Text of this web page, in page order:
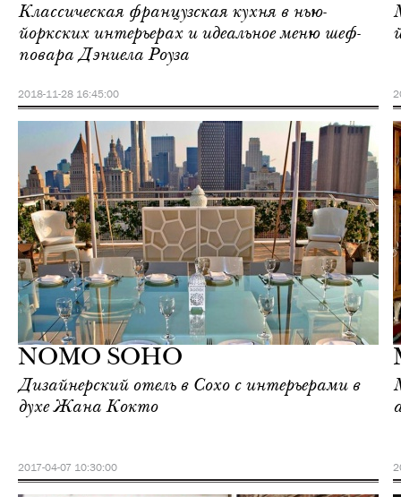
Классическая французская кухня в нью-
йоркских интерьерах и идеальное меню шеф-
повара Дэниела Роуза
2018-11-28 16:45:00
NOMO SOHO
Дизайнерский отель в Сохо с интерьерами в
духе Жана Кокто
2017-04-07 10:30:00
Йорк